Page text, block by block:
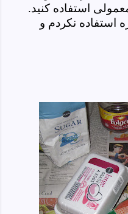
استفاده کنید.
استفاده نکردم و